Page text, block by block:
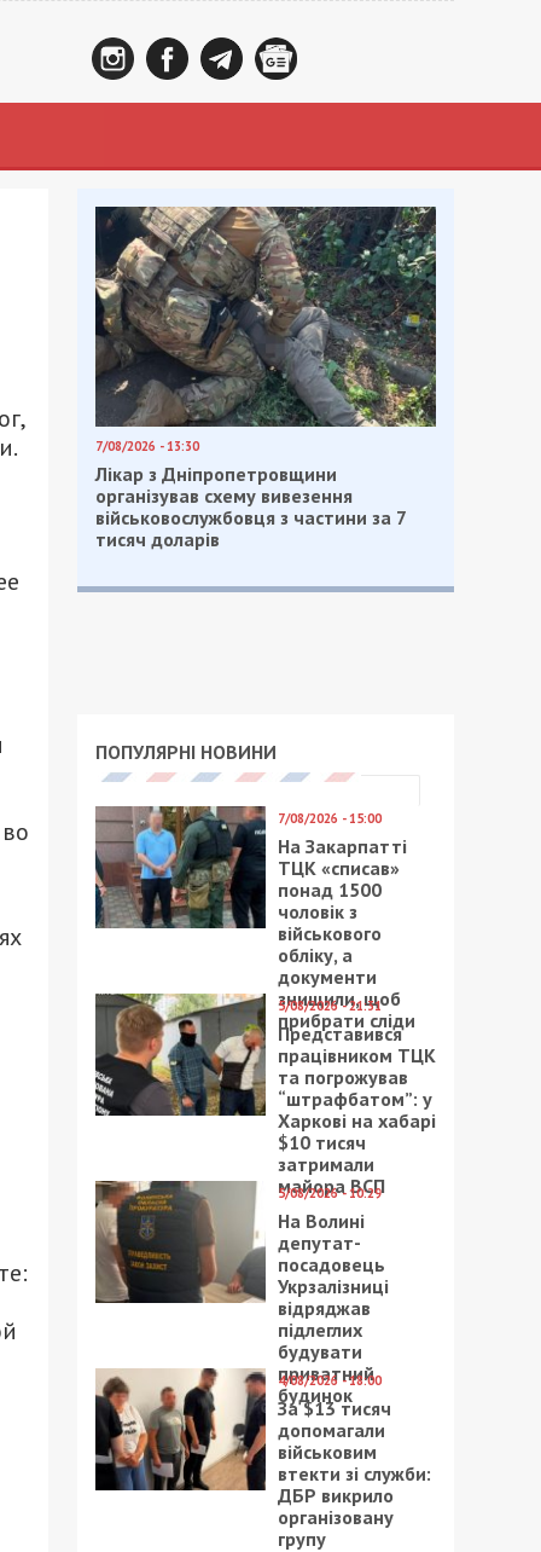
7/08/2026 - 13:30
Лікар з Дніпропетровщини
організував схему вивезення
військовослужбовця з частини за 7
тисяч доларів
ПОПУЛЯРНІ НОВИНИ
7/08/2026 - 15:00
На Закарпатті
ТЦК «списав»
понад 1500
чоловік з
військового
обліку, а
документи
знищили, щоб
прибрати сліди
5/08/2026 - 21:31
Представився
працівником ТЦК
та погрожував
“штрафбатом”: у
Харкові на хабарі
$10 тисяч
затримали
майора ВСП
5/08/2026 - 10:29
На Волині
депутат-
посадовець
Укрзалізниці
відряджав
підлеглих
будувати
приватний
будинок
4/08/2026 - 18:00
За $13 тисяч
допомагали
військовим
втекти зі служби:
ДБР викрило
організовану
групу